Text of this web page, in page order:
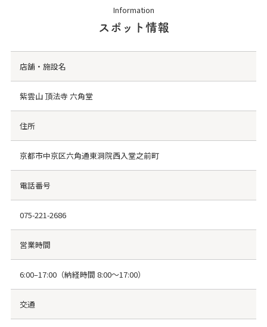
Information
スポット情報
店舗・施設名
紫雲山 頂法寺 六角堂
住所
京都市中京区六角通東洞院西入堂之前町
電話番号
075-221-2686
営業時間
6:00–17:00（納経時間 8:00〜17:00）
交通